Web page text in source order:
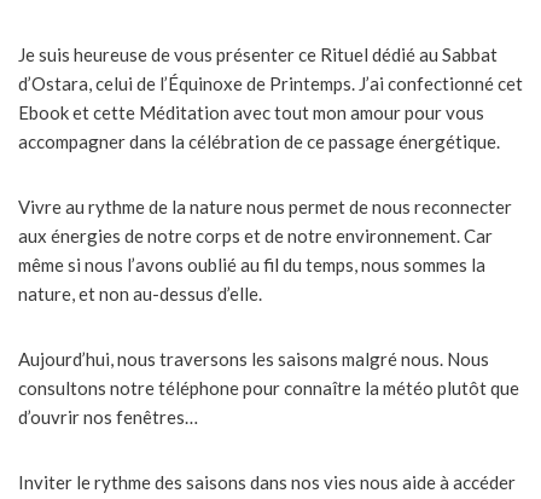
Je suis heureuse de vous présenter ce Rituel dédié au Sabbat
d’Ostara, celui de l’Équinoxe de Printemps. J’ai confectionné cet
Ebook et cette Méditation avec tout mon amour pour vous
accompagner dans la célébration de ce passage énergétique.
Vivre au rythme de la nature nous permet de nous reconnecter
aux énergies de notre corps et de notre environnement. Car
même si nous l’avons oublié au fil du temps, nous sommes la
nature, et non au-dessus d’elle.
Aujourd’hui, nous traversons les saisons malgré nous. Nous
consultons notre téléphone pour connaître la météo plutôt que
d’ouvrir nos fenêtres…
Inviter le rythme des saisons dans nos vies nous aide à accéder